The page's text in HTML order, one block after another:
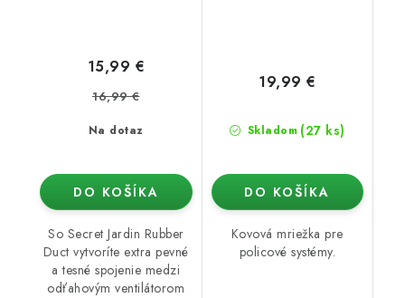
Na dotaz
15,99 €
16,99 €
DO KOŠÍKA
So Secret Jardin Rubber
Duct vytvoríte extra pevné
a tesné spojenie medzi
odťahovým ventilátorom
Skladom (27 ks)
19,99 €
DO KOŠÍKA
Kovová mriežka pre
policové systémy.